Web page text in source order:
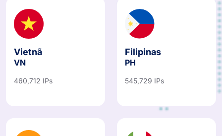
Vietnã
VN
460,712 IPs
Filipinas
PH
545,729 IPs